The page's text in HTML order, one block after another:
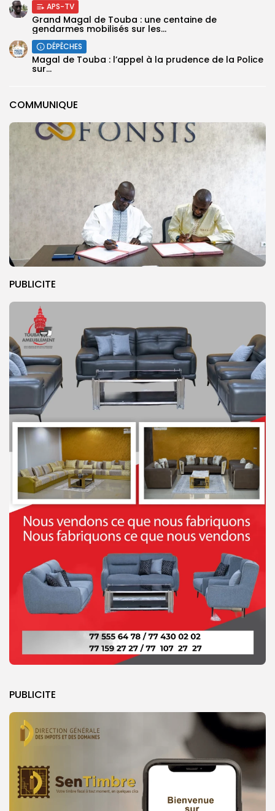
COMMUNIQUE
PUBLICITE
PUBLICITE
APS-TV
Grand Magal de Touba : une centaine de
gendarmes mobilisés sur les...
DÉPÊCHES
Magal de Touba : l’appel à la prudence de la Police
sur...